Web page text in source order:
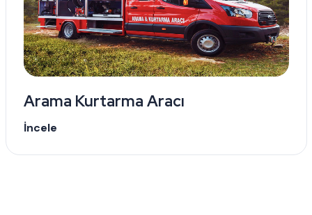
Arama Kurtarma Aracı
İncele